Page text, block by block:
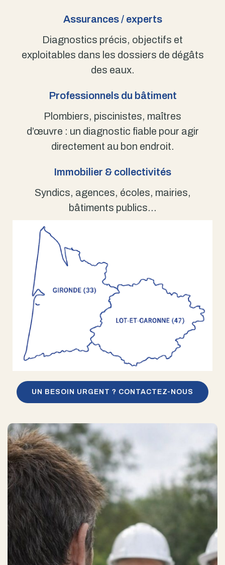
Assurances / experts
Diagnostics précis, objectifs et
exploitables dans les dossiers de dégâts
des eaux.
Professionnels du bâtiment
Plombiers, piscinistes, maîtres
d’œuvre : un diagnostic fiable pour agir
directement au bon endroit.
Immobilier & collectivités
Syndics, agences, écoles, mairies,
bâtiments publics…
UN BESOIN URGENT ? CONTACTEZ-NOUS